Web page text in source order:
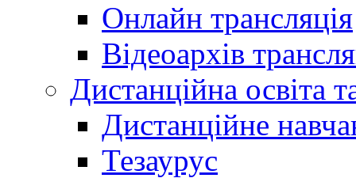
Онлайн трансляція
Відеоархів
Дистанційна освіта
Дистанційне
Тезаурус